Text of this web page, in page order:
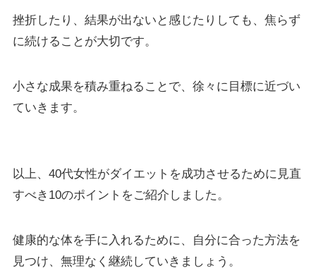
挫折したり、結果が出ないと感じたりしても、焦らず
に続けることが大切です。
小さな成果を積み重ねることで、徐々に目標に近づい
ていきます。
以上、40代女性がダイエットを成功させるために見直
すべき10のポイントをご紹介しました。
健康的な体を手に入れるために、自分に合った方法を
見つけ、無理なく継続していきましょう。